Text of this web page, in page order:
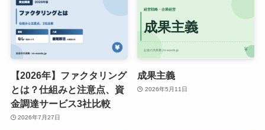
【2026年】ファクタリング
とは？仕組みと注意点、資
金調達サービス3社比較
2026年7月27日
成果主義
2026年5月11日